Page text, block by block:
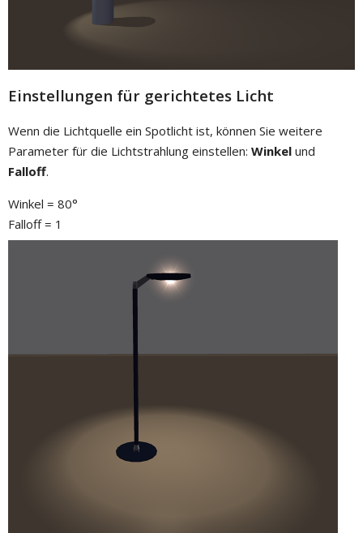
Einstellungen für gerichtetes Licht
Wenn die Lichtquelle ein Spotlicht ist, können Sie weitere
Parameter für die Lichtstrahlung einstellen: Winkel und
Falloff.
Winkel = 80°
Falloff = 1